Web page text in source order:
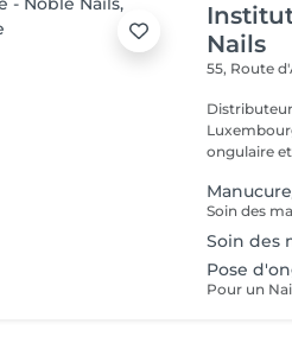
Nails
55, Route
Luxembourg ! Spécialisée depuis plus de 20 ans
ongulaire
Soin des
Soin des
Pose